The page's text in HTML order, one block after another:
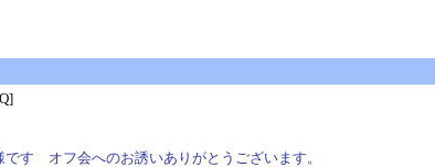
す オフ会へのお誘いありがとうございます。